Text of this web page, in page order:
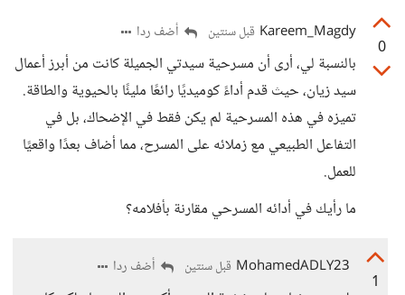
0
Kareem_Magdy قبل سنتين أضف ردا
بالنسبة لي، أرى أن مسرحية سيدتي الجميلة كانت من أبرز أعمال
سيد زيان، حيث قدم أداءً كوميديًا رائعًا مليئًا بالحيوية والطاقة.
تميزه في هذه المسرحية لم يكن فقط في الإضحاك، بل في
التفاعل الطبيعي مع زملائه على المسرح، مما أضاف بعدًا واقعيًا
للعمل.
ما رأيك في أدائه المسرحي مقارنة بأفلامه؟
1
MohamedADLY23 قبل سنتين أضف ردا